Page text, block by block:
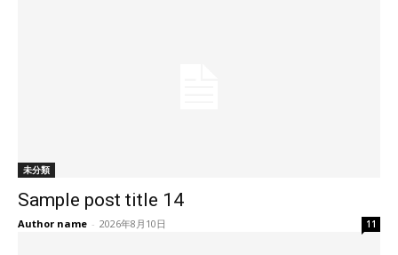
未分類
Sample post title 14
Author name - 2026年8月10日 11